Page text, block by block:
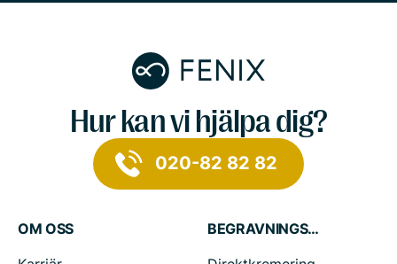
Hur kan vi hjälpa dig?
020-82 82 82
OM OSS
BEGRAVNINGSTJÄNSTER